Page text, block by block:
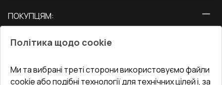
Двері
ПОКУПЦЯМ:
Блог
СЕРВІС ТА ОБЛУГОВУВАННЯ:
Доставка і Оплата
Гарантія та Сервіс
КОНТАКТИ
Політика щодо cookie
Ми та вибрані треті сторони використовуємо файли
cookie або подібні технології для технічних цілей і, за